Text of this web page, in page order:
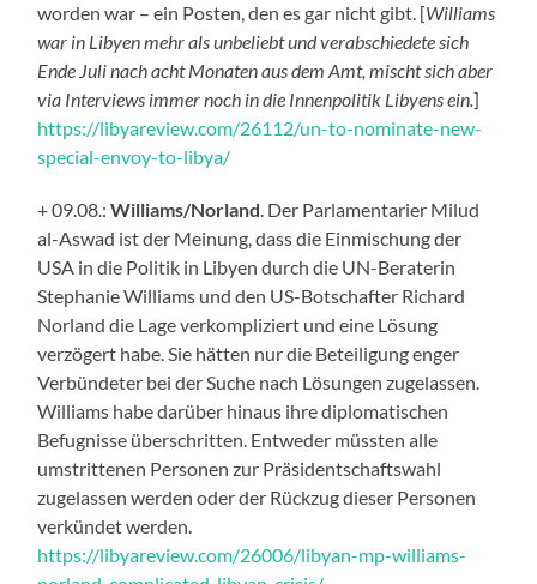
worden war – ein Posten, den es gar nicht gibt. [Williams
war in Libyen mehr als unbeliebt und verabschiedete sich
Ende Juli nach acht Monaten aus dem Amt, mischt sich aber
via Interviews immer noch in die Innenpolitik Libyens ein.]
https://libyareview.com/26112/un-to-nominate-new-
special-envoy-to-libya/
+ 09.08.:Williams/Norland . Der Parlamentarier Milud
al-Aswad ist der Meinung, dass die Einmischung der
USA in die Politik in Libyen durch die UN-Beraterin
Stephanie Williams und den US-Botschafter Richard
Norland die Lage verkompliziert und eine Lösung
verzögert habe. Sie hätten nur die Beteiligung enger
Verbündeter bei der Suche nach Lösungen zugelassen.
Williams habe darüber hinaus ihre diplomatischen
Befugnisse überschritten. Entweder müssten alle
umstrittenen Personen zur Präsidentschaftswahl
zugelassen werden oder der Rückzug dieser Personen
verkündet werden.
https://libyareview.com/26006/libyan-mp-williams-